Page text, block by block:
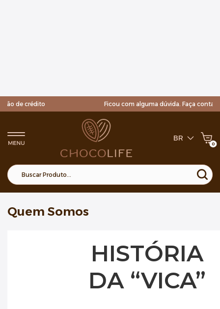
Ficou com alguma dúvida. Faça contato com o
BR
0
Adicionado ao carrinho!
Quem Somos
HISTÓRIA
DA “VICA”